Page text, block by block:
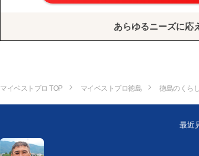
あらゆるニーズに応
マイベストプロ TOP マイベストプロ徳島 徳島のくらし
最近